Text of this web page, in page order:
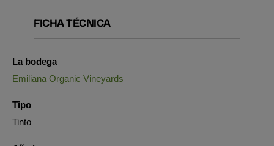
FICHA TÉCNICA
La bodega
Emiliana Organic Vineyards
Tipo
Tinto